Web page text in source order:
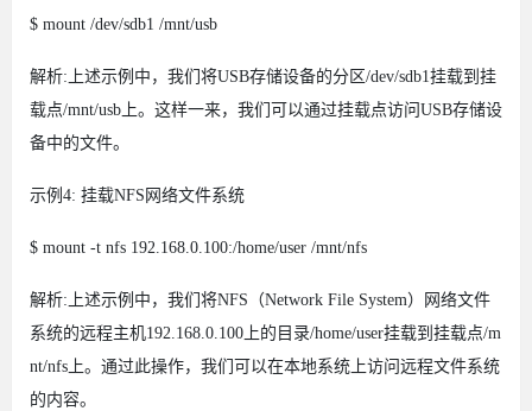
$ mount /dev/sdb1 /mnt/usb
解析:上述示例中，我们将USB存储设备的分区/dev/sdb1挂载到挂
载点/mnt/usb上。这样一来，我们可以通过挂载点访问USB存储设
备中的文件。
示例4: 挂载NFS网络文件系统
$ mount -t nfs 192.168.0.100:/home/user /mnt/nfs
解析:上述示例中，我们将NFS（Network File System）网络文件
系统的远程主机192.168.0.100上的目录/home/user挂载到挂载点/m
nt/nfs上。通过此操作，我们可以在本地系统上访问远程文件系统
的内容。